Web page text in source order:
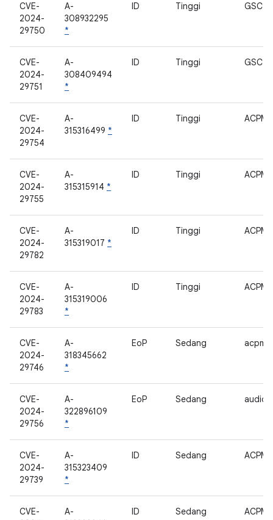
CVE-
2024-
29750
A-
308932295
*
ID Tinggi GSC
CVE-
2024-
29751
A-
308409494
*
ID Tinggi GSC
CVE-
2024-
29754
A-
315316499 *
ID Tinggi ACPM
CVE-
2024-
29755
A-
315315914 *
ID Tinggi ACPM
CVE-
2024-
29782
A-
315319017 *
ID Tinggi ACPM
CVE-
2024-
29783
A-
315319006
*
ID Tinggi ACPM
CVE-
2024-
29746
A-
318345662
*
EoP Sedang acpm
CVE-
2024-
29756
A-
322896109
*
EoP Sedang audio
CVE-
2024-
29739
A-
315323409
*
ID Sedang ACPM
CVE-
A-
ID Sedang ACPM